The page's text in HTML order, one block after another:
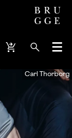
Menu
Carl Thorborg